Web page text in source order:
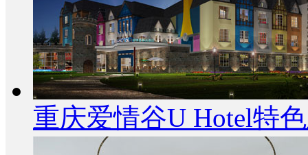
重庆爱情谷U Hotel特